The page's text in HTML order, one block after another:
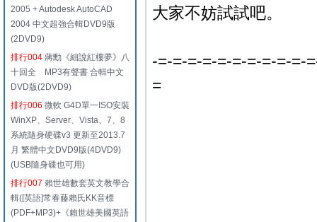
2005 + Autodesk AutoCAD
2004 中文超強合輯DVD9版
(2DVD9)
排行004 蔣勳《細說紅樓夢》八
十回全 MP3有聲書 合輯中文
DVD版(2DVD9)
排行006 微軟 G4D單一ISO安裝
WinXP、Server、Vista、7、8
系統隨身硬碟v3 更新至2013.7
月 繁體中文DVD9版(4DVD9)
(USB隨身碟也可用)
排行007 賴世雄數套英文教學合
輯([英語]常春藤賴氏KK音標
(PDF+MP3)+《賴世雄美國英語
大家不妨試試吧。
-=-=-=-=-=-=-=-=-=-=-
=